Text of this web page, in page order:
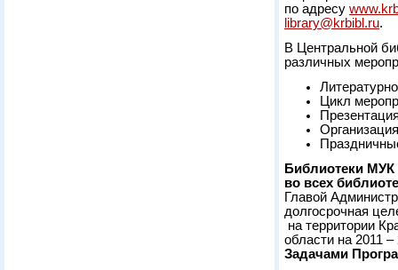
по адресу
library@krbibl.ru.
В Центральной
различных
Цикл
Библиотеки
во всех
Главой
долгосрочная
на территории
области на 2011
Задачами